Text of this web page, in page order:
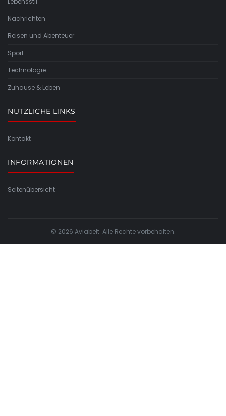
Nachrichten
Reisen und Abenteuer
Sport
Technologie
Zuhause & Leben
NÜTZLICHE LINKS
Kontakt
INFORMATIONEN
Seitenübersicht
© 2026 Aviabelt. Alle Rechte vorbehalten.